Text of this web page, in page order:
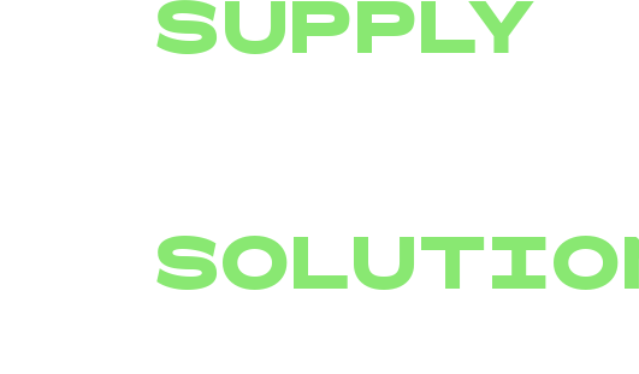
SUPPLY